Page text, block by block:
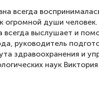
всегда
огромной души
всегда выслушает и
руководитель
здравоохранения и
наук